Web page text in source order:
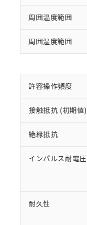
周囲温度範囲
周囲湿度範囲
許容操作頻度
接触抵抗 (初期値)
絶縁抵抗
インパルス耐電圧
耐久性